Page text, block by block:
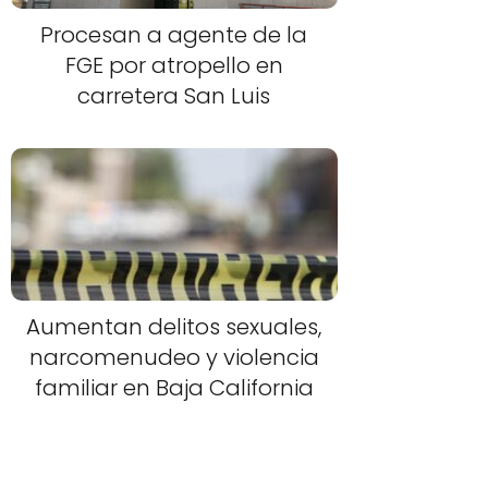
Procesan a agente de la
FGE por atropello en
carretera San Luis
Aumentan delitos sexuales,
narcomenudeo y violencia
familiar en Baja California